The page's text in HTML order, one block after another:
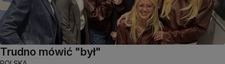
Trudno mówić "był"